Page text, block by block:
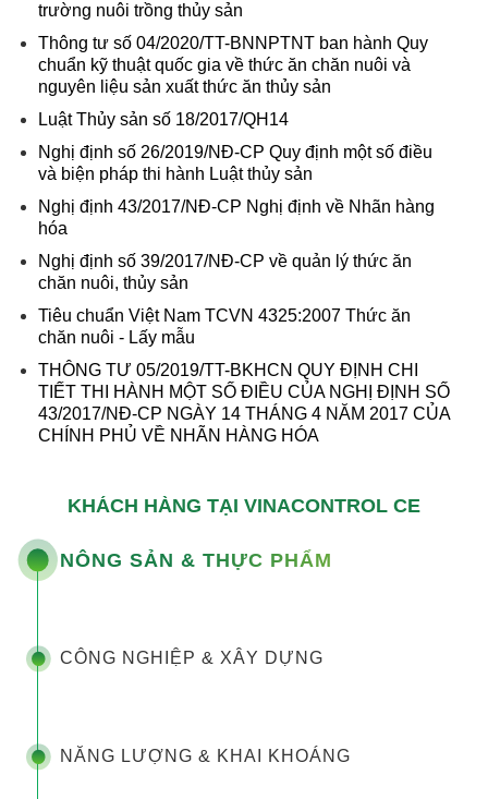
trường nuôi trồng thủy sản
Thông tư số 04/2020/TT-BNNPTNT ban hành Quy
chuẩn kỹ thuật quốc gia về thức ăn chăn nuôi và
nguyên liệu sản xuất thức ăn thủy sản
Luật Thủy sản số 18/2017/QH14
Nghị định số 26/2019/NĐ-CP Quy định một số điều
và biện pháp thi hành Luật thủy sản
Nghị định 43/2017/NĐ-CP Nghị định về Nhãn hàng
hóa
Nghị định số 39/2017/NĐ-CP về quản lý thức ăn
chăn nuôi, thủy sản
Tiêu chuẩn Việt Nam TCVN 4325:2007 Thức ăn
chăn nuôi - Lấy mẫu
THÔNG TƯ 05/2019/TT-BKHCN QUY ĐỊNH CHI
TIẾT THI HÀNH MỘT SỐ ĐIỀU CỦA NGHỊ ĐỊNH SỐ
43/2017/NĐ-CP NGÀY 14 THÁNG 4 NĂM 2017 CỦA
CHÍNH PHỦ VỀ NHÃN HÀNG HÓA
KHÁCH HÀNG TẠI VINACONTROL CE
NÔNG SẢN & THỰC PHẨM
CÔNG NGHIỆP & XÂY DỰNG
NĂNG LƯỢNG & KHAI KHOÁNG